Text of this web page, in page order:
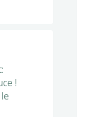
!